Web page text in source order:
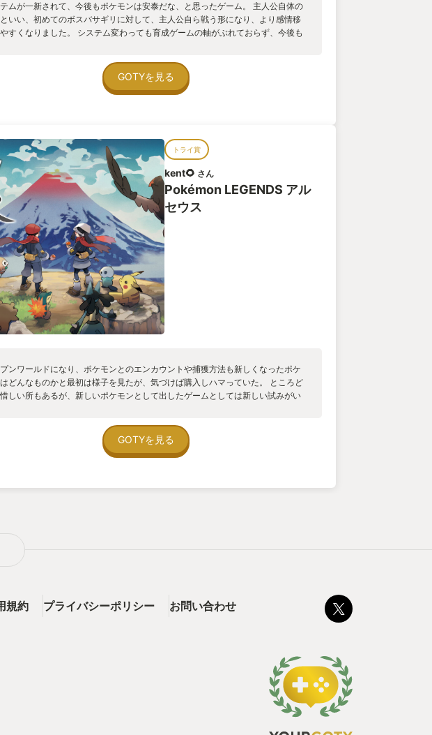
ムが一新されて、今後もポケモンは安泰だな、と思ったゲーム。 主人公自体の
いい、初めてのボスバサギリに対して、主人公自ら戦う形になり、より感情移
すくなりました。 システム変わっても育成ゲームの軸がぶれておらず、今後も
GOTYを見る
トライ賞
kent🌻 さん
Pokémon LEGENDS アル
セウス
ンワールドになり、ポケモンとのエンカウントや捕獲方法も新しくなったポケ
どんなものかと最初は様子を見たが、気づけば購入しハマっていた。 ところど
しい所もあるが、新しいポケモンとして出したゲームとしては新しい試みがい
GOTYを見る
規約 プライバシーポリシー お問い合わせ